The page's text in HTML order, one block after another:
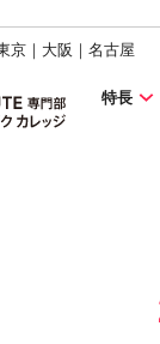
京｜大阪｜名古屋
特長